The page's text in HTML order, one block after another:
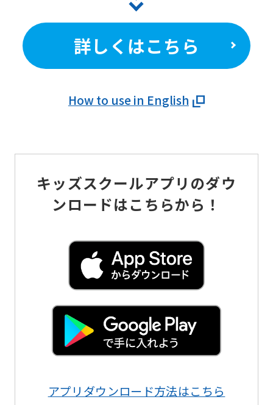
詳しくはこちら
How to use in English
キッズスクールアプリのダウ
ンロードはこちらから！
アプリダウンロード方法はこちら
For
foreigners
Sports